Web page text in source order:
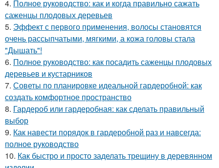
4. Полное руководство: как и когда правильно сажать
саженцы плодовых деревьев
5. Эффект с первого применения, волосы становятся
очень рассыпчатыми, мягкими, а кожа головы стала
"Дышать"!
6. Полное руководство: как посадить саженцы плодовых
деревьев и кустарников
7. Советы по планировке идеальной гардеробной: как
создать комфортное пространство
8. Гардероб или гардеробная: как сделать правильный
выбор
9. Как навести порядок в гардеробной раз и навсегда:
полное руководство
10. Как быстро и просто заделать трещину в деревянном